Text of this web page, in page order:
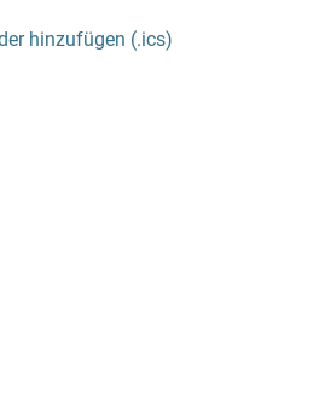
hinzufügen (.ics)